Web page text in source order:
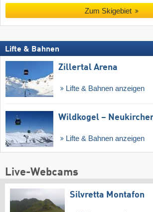
Zum Skigebiet
Lifte & Bahnen
Zillertal Arena
Lifte & Bahnen anzeigen
Wildkogel –
Lifte & Bahnen anzeigen
Live-Webcams
Silvretta Montafon